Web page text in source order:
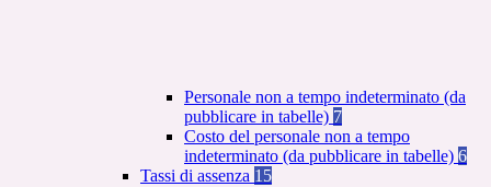
Personale non a tempo indeterminato (da
pubblicare in tabelle) 7
Costo del personale non a tempo
indeterminato (da pubblicare in tabelle) 6
Tassi di assenza 15